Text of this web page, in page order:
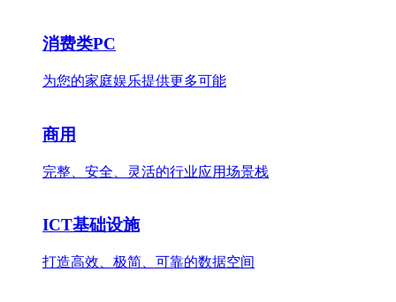
消费类PC
为您的家庭娱乐提供更多可能
商用
完整、安全、灵活的行业应用场景栈
ICT基础设施
打造高效、极简、可靠的数据空间